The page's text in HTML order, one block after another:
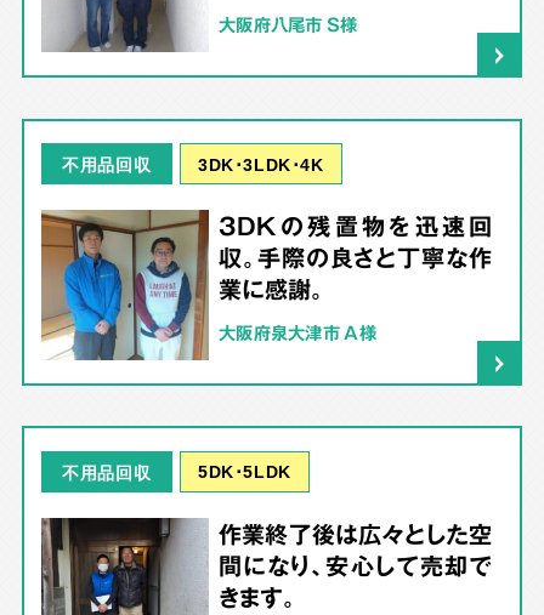
大阪府八尾市 S様
不用品回収 3DK･3LDK･4K
3DKの残置物を迅速回
収。手際の良さと丁寧な作
業に感謝。
大阪府泉大津市 A様
不用品回収 5DK･5LDK
作業終了後は広々とした空
間になり、安心して売却で
きます。